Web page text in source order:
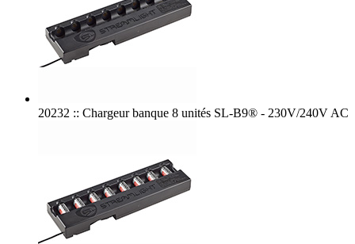
20232 :: Chargeur banque 8 unités SL-B9® - 230V/240V AC